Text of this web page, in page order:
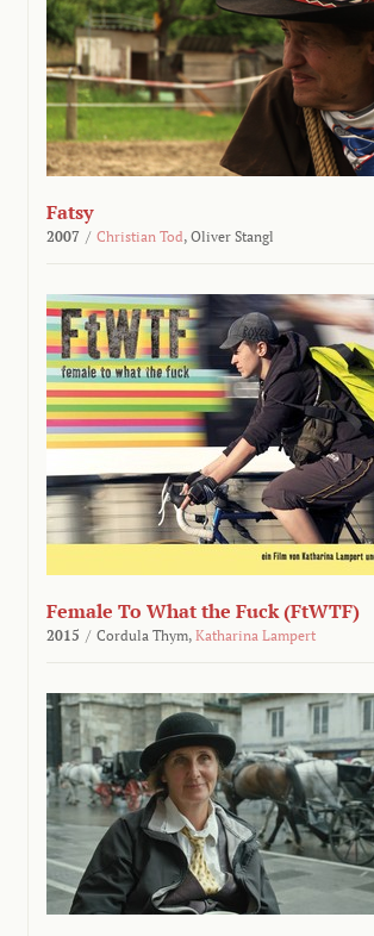
Fatsy
2007 / Christian Tod, Oliver Stangl
Female To What the Fuck (FtWTF)
2015 / Cordula Thym, Katharina Lampert